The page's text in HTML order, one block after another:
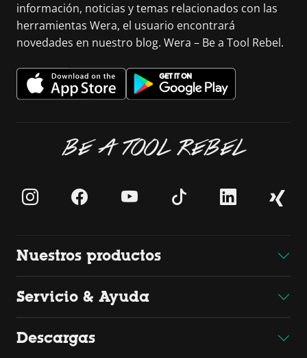
información, noticias y temas relacionados con las
herramientas Wera, el usuario encontrará
novedades en nuestro blog. Wera – Be a Tool Rebel.
BE A TOOL REBEL
Nuestros productos
Servicio & Ayuda
Descargas